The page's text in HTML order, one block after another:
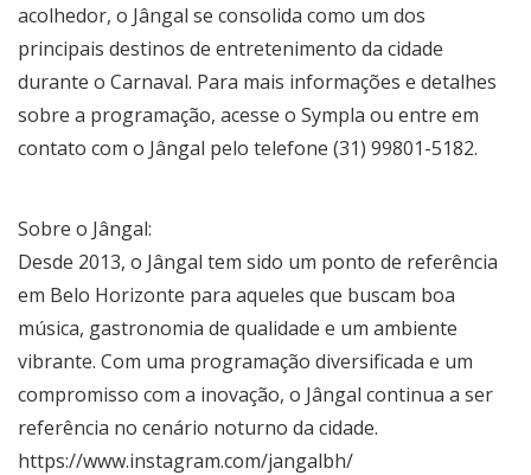
acolhedor, o Jângal se consolida como um dos
principais destinos de entretenimento da cidade
durante o Carnaval. Para mais informações e detalhes
sobre a programação, acesse o Sympla ou entre em
contato com o Jângal pelo telefone (31) 99801-5182.
Sobre o Jângal:
Desde 2013, o Jângal tem sido um ponto de referência
em Belo Horizonte para aqueles que buscam boa
música, gastronomia de qualidade e um ambiente
vibrante. Com uma programação diversificada e um
compromisso com a inovação, o Jângal continua a ser
referência no cenário noturno da cidade.
https://www.instagram.com/jangalbh/